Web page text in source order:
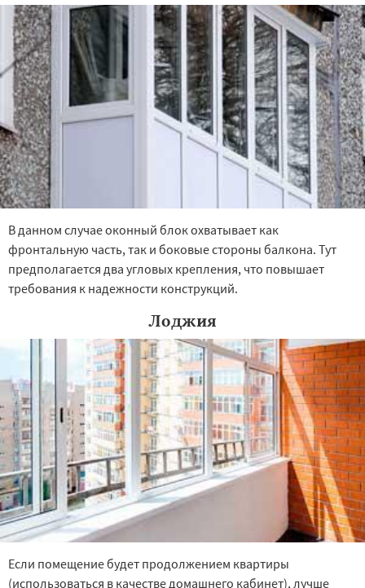
В данном случае оконный блок охватывает как
фронтальную часть, так и боковые стороны балкона. Тут
предполагается два угловых крепления, что повышает
требования к надежности конструкций.
Лоджия
Если помещение будет продолжением квартиры
(использоваться в качестве домашнего кабинет), лучше